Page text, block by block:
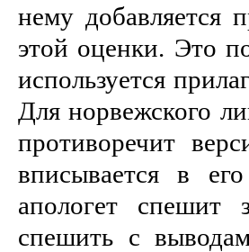
нему добавляется
этой оценки. Это
используется
Для норвежского
противоречит
вписывается в
апологет спешит
спешить с